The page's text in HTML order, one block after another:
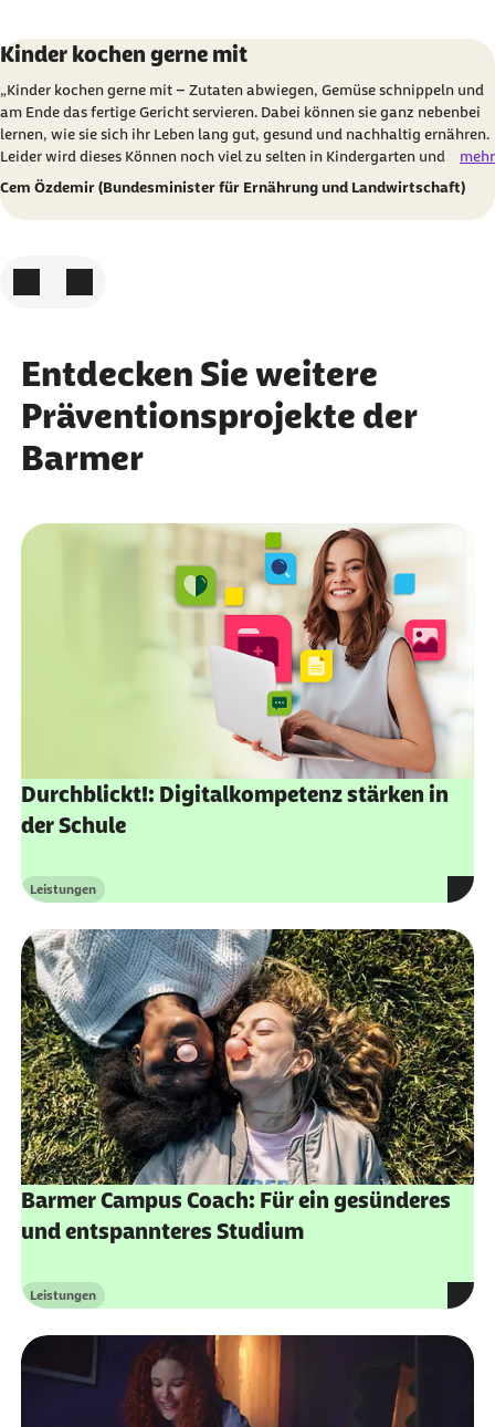
Karussell mit 3 Elementen
Element 1 von 3
Kinder kochen gerne mit
„Kinder kochen gerne mit – Zutaten abwiegen, Gemüse schnippeln und
am Ende das fertige Gericht servieren. Dabei können sie ganz nebenbei
lernen, wie sie sich ihr Leben lang gut, gesund und nachhaltig ernähren.
Leider wird dieses Können noch viel zu selten in Kindergarten und Schule
vermittelt. Daher unterstütze ich das Engagement der Sarah Wiener
Stiftung und der BARMER, möglichst vielen Kindern das Kochen
nahezubringen und Erzieherinnen, Erzieher sowie Lehrkräfte zu
mehr
Cem Özdemir (Bundesminister für Ernährung und Landwirtschaft)
Entdecken Sie weitere
Präventionsprojekte der
Barmer
Durchblickt!: Digitalkompetenz stärken in
der Schule
Kategorie
Leistungen
externer Link:
Barmer Campus Coach: Für ein gesünderes
und entspannteres Studium
Kategorie
Leistungen